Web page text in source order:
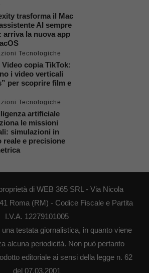
trasforma il Mac
AI sempre
arriva la nuova app
Tecnologiche
Video copia TikTok:
i video verticali
per scoprire film e
Tecnologiche
artificiale
le missioni
simulazioni in
reale e precisione
di WEB 365 SRL - Via Nicola
Roma (RM) - Codice Fiscale e Partita
I.V.A. 12279101005
testata giornalistica, in quanto viene
alcuna periodicità. Non può pertanto
editoriale ai sensi della legge n. 62
del 07.03.2001